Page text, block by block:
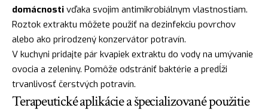
domácnosti vďaka svojim antimikrobiálnym vlastnostiam.
Roztok extraktu môžete použiť na dezinfekciu povrchov
alebo ako prirodzený konzervátor potravín.
V kuchyni pridajte pár kvapiek extraktu do vody na umývanie
ovocia a zeleniny. Pomôže odstrániť baktérie a predĺži
trvanlivosť čerstvých potravín.
Terapeutické aplikácie a špecializované použitie